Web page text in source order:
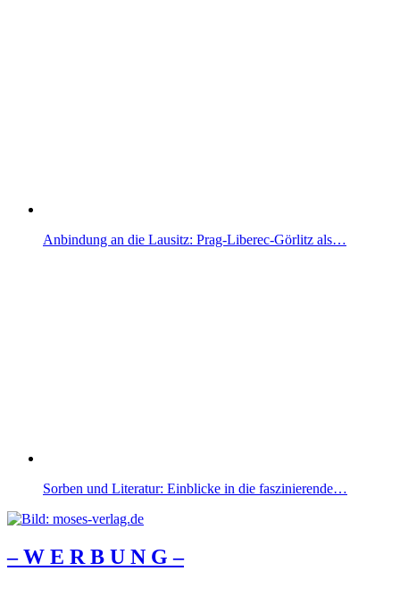
Anbindung an die Lausitz: Prag-Liberec-Görlitz als…
Sorben und Literatur: Einblicke in die faszinierende…
– W Ε R Β U Ν G –